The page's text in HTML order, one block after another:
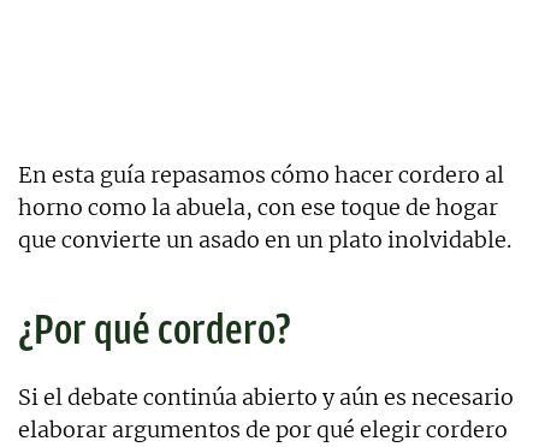
En esta guía repasamos cómo hacer cordero al
horno como la abuela, con ese toque de hogar
que convierte un asado en un plato inolvidable.
¿Por qué cordero?
Si el debate continúa abierto y aún es necesario
elaborar argumentos de por qué elegir cordero